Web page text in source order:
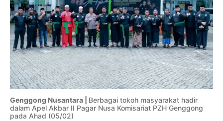
I
n
i
e
s
a
n
u
Genggong Nusantara | Berbagai tokoh masyarakat hadir
dalam Apel Akbar II Pagar Nusa Komisariat PZH Genggong
pada Ahad (05/02)